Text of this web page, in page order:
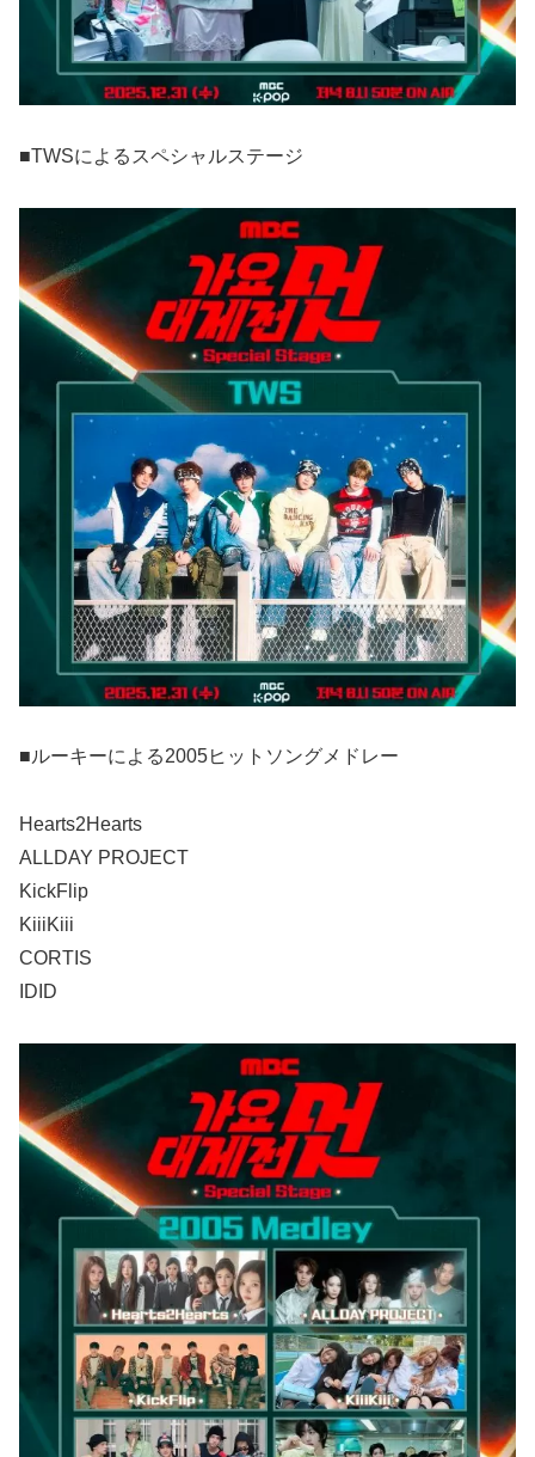
■TWSによるスペシャルステージ
■ルーキーによる2005ヒットソングメドレー
Hearts2Hearts
ALLDAY PROJECT
KickFlip
KiiiKiii
CORTIS
IDID